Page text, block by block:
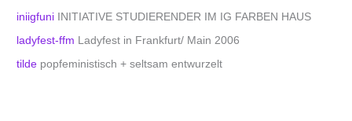
iniigfuni INITIATIVE STUDIERENDER IM IG FARBEN HAUS
ladyfest-ffm Ladyfest in Frankfurt/ Main 2006
tilde popfeministisch + seltsam entwurzelt